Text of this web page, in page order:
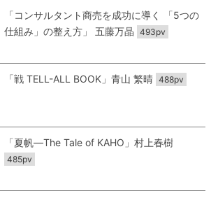
「コンサルタント商売を成功に導く 「5つの
仕組み」の整え方」 五藤万晶 493pv
「戦 TELL-ALL BOOK」青山 繁晴 488pv
「夏帆―The Tale of KAHO」村上春樹
485pv